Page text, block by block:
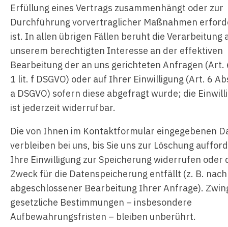
Erfüllung eines Vertrags zusammenhängt oder zur
Durchführung vorvertraglicher Maßnahmen
ist. In allen übrigen Fällen beruht die Verarbeitung
unserem berechtigten Interesse an der effektiven
Bearbeitung der an uns gerichteten Anfragen (Art.
1 lit. f DSGVO) oder auf Ihrer Einwilligung (Art. 6
a DSGVO) sofern diese abgefragt wurde; die
ist jederzeit widerrufbar.
Die von Ihnen im Kontaktformular eingegebenen
verbleiben bei uns, bis Sie uns zur Löschung
Ihre Einwilligung zur Speicherung widerrufen oder
Zweck für die Datenspeicherung entfällt (z. B. nach
abgeschlossener Bearbeitung Ihrer Anfrage).
gesetzliche Bestimmungen – insbesondere
Aufbewahrungsfristen – bleiben unberührt.